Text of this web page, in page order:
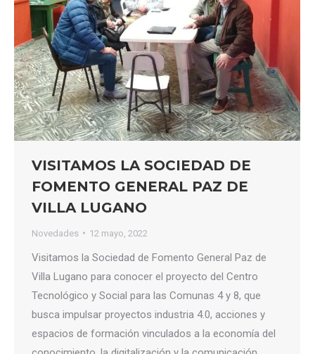
VISITAMOS LA SOCIEDAD DE
FOMENTO GENERAL PAZ DE
VILLA LUGANO
Novedades 12 mayo, 2022
Visitamos la Sociedad de Fomento General Paz de
Villa Lugano para conocer el proyecto del Centro
Tecnológico y Social para las Comunas 4 y 8, que
busca impulsar proyectos industria 4.0, acciones y
espacios de formación vinculados a la economía del